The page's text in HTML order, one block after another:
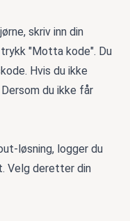
skriv inn din
"Motta kode". Du
Hvis du ikke
du ikke får
løsning, logger du
Velg deretter din